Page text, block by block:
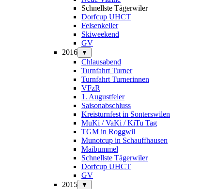
Schnellste Tägerwiler
Dorfcup UHCT
Felsenkeller
Skiweekend
GV
2016
▼
Chlausabend
Turnfahrt Turner
Turnfahrt Turnerinnen
VFzR
1. Augustfeier
Saisonabschluss
Kreisturnfest in Sonterswilen
MuKi / VaKi / KiTu Tag
TGM in Roggwil
Munotcup in Schauffhausen
Maibummel
Schnellste Tägerwiler
Dorfcup UHCT
GV
2015
▼